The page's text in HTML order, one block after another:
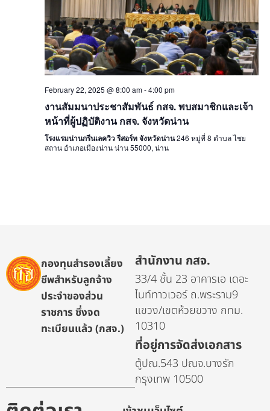
February 22, 2025 @ 8:00 am-4:00 pm
งานสัมมนาประชาสัมพันธ์ กสจ. พบสมาชิกและเจ้า
หน้าที่ผู้ปฏิบัติงาน กสจ. จังหวัดน่าน
โรงแรมน่านกรีนเลควิว รีสอร์ท จังหวัดน่าน246 หมู่ที่ 8 ตำบล ไชย
สถาน อำเภอเมืองน่าน น่าน 55000, น่าน
กองทุนสำรองเลี้ยง
ชีพสำหรับลูกจ้าง
ประจำของส่วน
ราชการ ซึ่งจด
ทะเบียนแล้ว (กสจ.)
สำนักงาน กสจ.
33/4 ชั้น 23 อาคารเอ เดอะ
ไนท์ทาวเวอร์ ถ.พระราม9
แขวง/เขตห้วยขวาง กทม.
10310
ที่อยู่การจัดส่งเอกสาร
ตู้ปณ.543 ปณจ.บางรัก
กรุงเทพ 10500